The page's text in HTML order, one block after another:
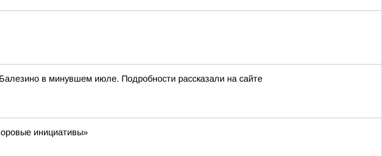
в минувшем июле. Подробности рассказали на сайте
инициативы»